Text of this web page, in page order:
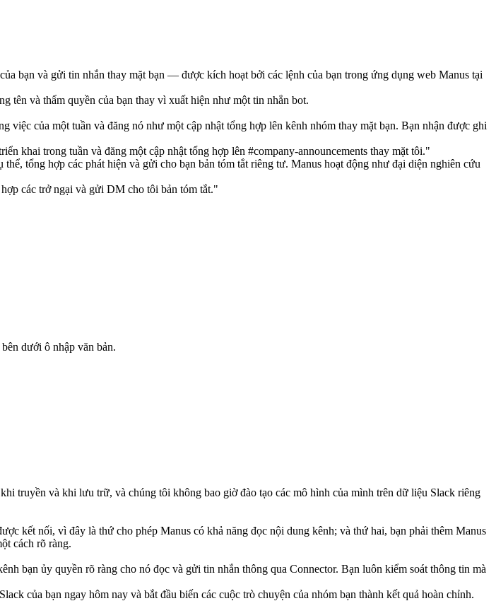
bạn và gửi tin nhắn thay mặt bạn — được kích hoạt bởi các lệnh của bạn trong ứng dụng web Manus tại
tên và thẩm quyền của bạn thay vì xuất hiện như một tin nhắn bot.
của một tuần và đăng nó như một cập nhật tổng hợp lên kênh nhóm thay mặt bạn. Bạn nhận được ghi
khai trong tuần và đăng một cập nhật tổng hợp lên #company-announcements thay mặt tôi."
tổng hợp các phát hiện và gửi cho bạn bản tóm tắt riêng tư. Manus hoạt động như đại diện nghiên cứu
các trở ngại và gửi DM cho tôi bản tóm tắt."
bên dưới ô nhập văn bản.
truyền và khi lưu trữ, và chúng tôi không bao giờ đào tạo các mô hình của mình trên dữ liệu Slack riêng
kết nối, vì đây là thứ cho phép Manus có khả năng đọc nội dung kênh; và thứ hai, bạn phải thêm Manus
cách rõ ràng.
bạn ủy quyền rõ ràng cho nó đọc và gửi tin nhắn thông qua Connector. Bạn luôn kiểm soát thông tin mà
của bạn ngay hôm nay và bắt đầu biến các cuộc trò chuyện của nhóm bạn thành kết quả hoàn chỉnh.